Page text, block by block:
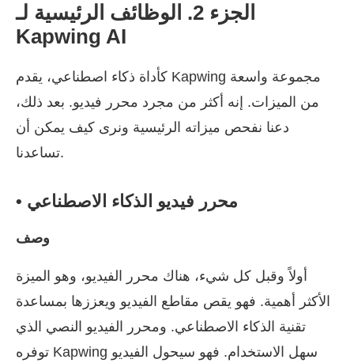
الجزء 2. الوظائف الرئيسية لـ
Kapwing AI
كأداة ذكاء اصطناعي، يقدم Kapwing مجموعة واسعة
من الميزات. إنه أكثر من مجرد محرر فيديو. بعد ذلك،
دعنا نفحص ميزاته الرئيسية ونرى كيف يمكن أن
تساعدنا.
• محرر فيديو الذكاء الاصطناعي
وصف
أولاً وقبل كل شيء، هناك محرر الفيديو، وهو الميزة
الأكثر أهمية. فهو يقص مقاطع الفيديو ويعززها بمساعدة
تقنية الذكاء الاصطناعي. ومحرر الفيديو النصي الذي
توفره Kapwing سهل الاستخدام. فهو سيحول الفيديو